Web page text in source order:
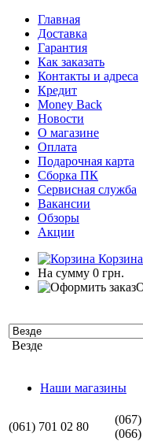
Главная
Доставка
Гарантия
Как заказать
Контакты и адреса
Кредит
Money Back
Новости
О магазине
Оплата
Подарочная карта
Сборка ПК
Сервисная служба
Вакансии
Обзоры
Акции
Корзина
На сумму 0 грн.
Везде
Наши магазины
(061) 701 02 80